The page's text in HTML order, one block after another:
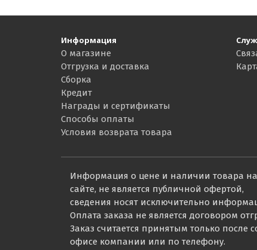
Информация
О магазине
Отгрузка и доставка
Сборка
Кредит
Награды и сертификаты
Способы оплаты
Условия возврата товара
Информация о цене и наличии товара
сайте, не является публичной офертой,
сведения носят исключительно
Оплата заказа не является договором
Заказ считается принятым только после
офисе компании или по телефону.